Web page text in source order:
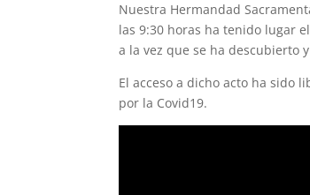
Nuestra Hermandad
las 9:30 horas ha tenido lugar
a la vez que se ha descubierto
El acceso a dicho acto ha sido
por la Covid19.